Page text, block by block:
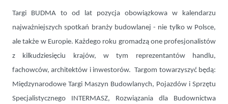
Targi BUDMA to od lat pozycja obowiązkowa w kalendarzu
najważniejszych spotkań branży budowlanej - nie tylko w Polsce,
ale także w Europie. Każdego roku gromadzą one profesjonalistów
z kilkudziesięciu krajów, w tym reprezentantów handlu,
fachowców, architektów i inwestorów. Targom towarzyszyć będą:
Międzynarodowe Targi Maszyn Budowlanych, Pojazdów i Sprzętu
Specjalistycznego INTERMASZ, Rozwiązania dla Budownictwa